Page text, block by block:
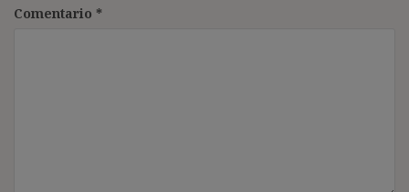
Comentario *